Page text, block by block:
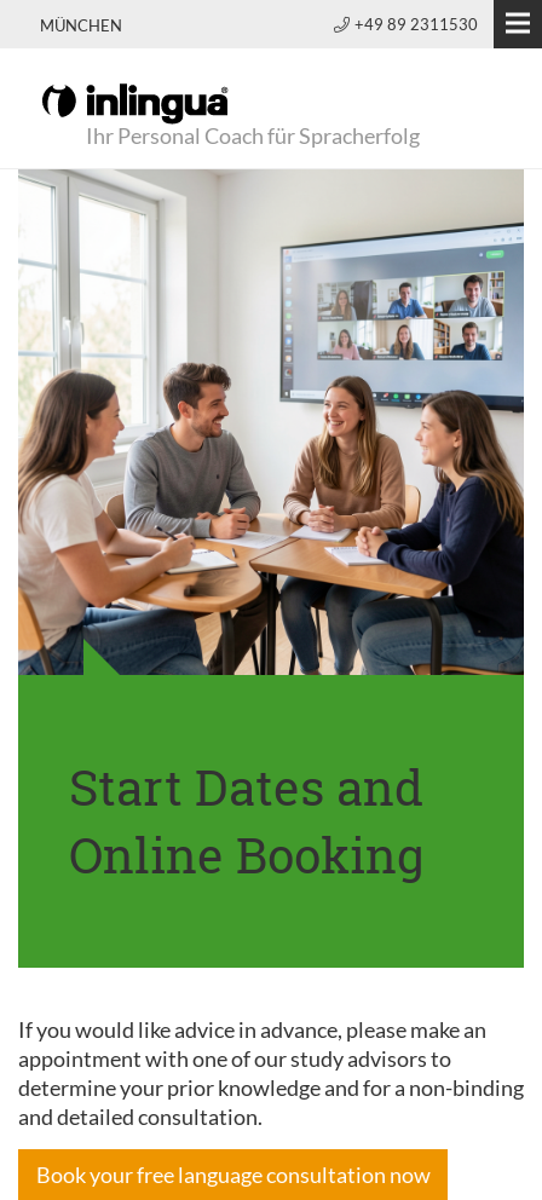
MÜNCHEN +49 89 2311530
Ihr Personal Coach für Spracherfolg
Start Dates and
Online Booking
If you would like advice in advance, please make an
appointment with one of our study advisors to
determine your prior knowledge and for a non-binding
and detailed consultation.
Book your free language consultation now